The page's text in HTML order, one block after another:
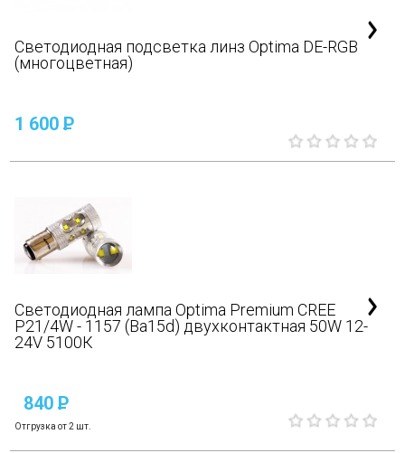
Светодиодная подсветка линз Optima DE-RGB
(многоцветная)
1 600P
Светодиодная лампа Optima Premium CREE
P21/4W - 1157 (Ba15d) двухконтактная 50W 12-
24V 5100К
840 P
Отгрузка от 2 шт.